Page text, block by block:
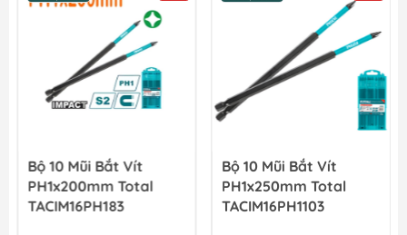
Bộ 10 Mũi Bắt Vít
PH1x200mm Total
TACIM16PH183
Bộ 10 Mũi Bắt Vít
PH1x250mm Total
TACIM16PH1103